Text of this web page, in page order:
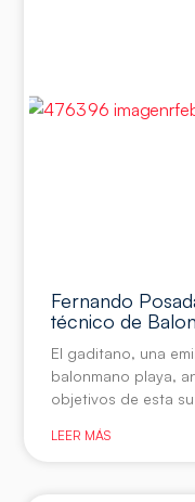
Fernando
técnico de
El gaditano, una
balonmano playa,
objetivos de esta
LEER MÁS